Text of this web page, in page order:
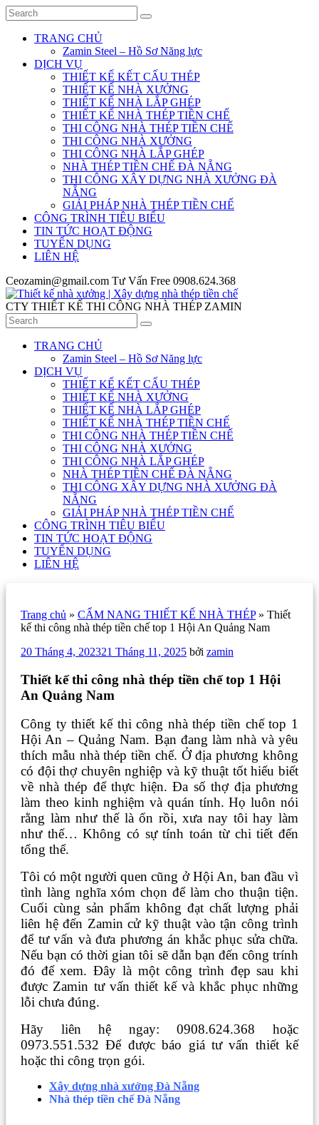
TRANG CHỦ
Zamin Steel – Hồ Sơ Năng lực
DỊCH VỤ
THIẾT KẾ KẾT CẤU THÉP
THIẾT KẾ NHÀ XƯỞNG
THIẾT KẾ NHÀ LẮP GHÉP
THIẾT KẾ NHÀ THÉP TIỀN CHẾ
THI CÔNG NHÀ THÉP TIỀN CHẾ
THI CÔNG NHÀ XƯỞNG
THI CÔNG NHÀ LẮP GHÉP
NHÀ THÉP TIỀN CHẾ ĐÀ NẴNG
THI CÔNG XÂY DỰNG NHÀ XƯỞNG ĐÀ
NẴNG
GIẢI PHÁP NHÀ THÉP TIỀN CHẾ
CÔNG TRÌNH TIÊU BIỂU
TIN TỨC HOẠT ĐỘNG
TUYỂN DỤNG
LIÊN HỆ
Ceozamin@gmail.com Tư Vấn Free 0908.624.368
CTY THIẾT KẾ THI CÔNG NHÀ THÉP ZAMIN
TRANG CHỦ
Zamin Steel – Hồ Sơ Năng lực
DỊCH VỤ
THIẾT KẾ KẾT CẤU THÉP
THIẾT KẾ NHÀ XƯỞNG
THIẾT KẾ NHÀ LẮP GHÉP
THIẾT KẾ NHÀ THÉP TIỀN CHẾ
THI CÔNG NHÀ THÉP TIỀN CHẾ
THI CÔNG NHÀ XƯỞNG
THI CÔNG NHÀ LẮP GHÉP
NHÀ THÉP TIỀN CHẾ ĐÀ NẴNG
THI CÔNG XÂY DỰNG NHÀ XƯỞNG ĐÀ
NẴNG
GIẢI PHÁP NHÀ THÉP TIỀN CHẾ
CÔNG TRÌNH TIÊU BIỂU
TIN TỨC HOẠT ĐỘNG
TUYỂN DỤNG
LIÊN HỆ
Trang chủ » CẨM NANG THIẾT KẾ NHÀ THÉP» Thiết
kế thi công nhà thép tiền chế top 1 Hội An Quảng Nam
Đăng
20 Tháng 4, 202321 Tháng 11, 2025 bởi zamin
Thiết kế thi công nhà thép tiền chế top 1 Hội
An Quảng Nam
Công ty thiết kế thi công nhà thép tiền chế top 1
Hội An – Quảng Nam. Bạn đang làm nhà và yêu
thích mẫu nhà thép tiền chế. Ở địa phương không
có đội thợ chuyên nghiệp và kỹ thuật tốt hiểu biết
về nhà thép để thực hiện. Đa số thợ địa phương
làm theo kinh nghiệm và quán tính. Họ luôn nói
rằng làm như thế là ổn rồi, xưa nay tôi hay làm
như thế… Không có sự tính toán từ chi tiết đến
tổng thể.
Tôi có một người quen cũng ở Hội An, ban đầu vì
tình làng nghĩa xóm chọn để làm cho thuận tiện.
Cuối cùng sản phẩm không đạt chất lượng phải
liên hệ đến Zamin cử kỹ thuật vào tận công trình
để tư vấn và đưa phương án khắc phục sửa chữa.
Nếu bạn có thời gian tôi sẽ dẫn bạn đến công trính
đó để xem. Đây là một công trình đẹp sau khi
được Zamin tư vấn thiết kế và khắc phục những
lỗi chưa đúng.
Hãy liên hệ ngay: 0908.624.368 hoặc
0973.551.532 Để được báo giá tư vấn thiết kế
hoặc thi công trọn gói.
Xây dựng nhà xưởng Đà Nẵng
Nhà thép tiền chế Đà Nẵng